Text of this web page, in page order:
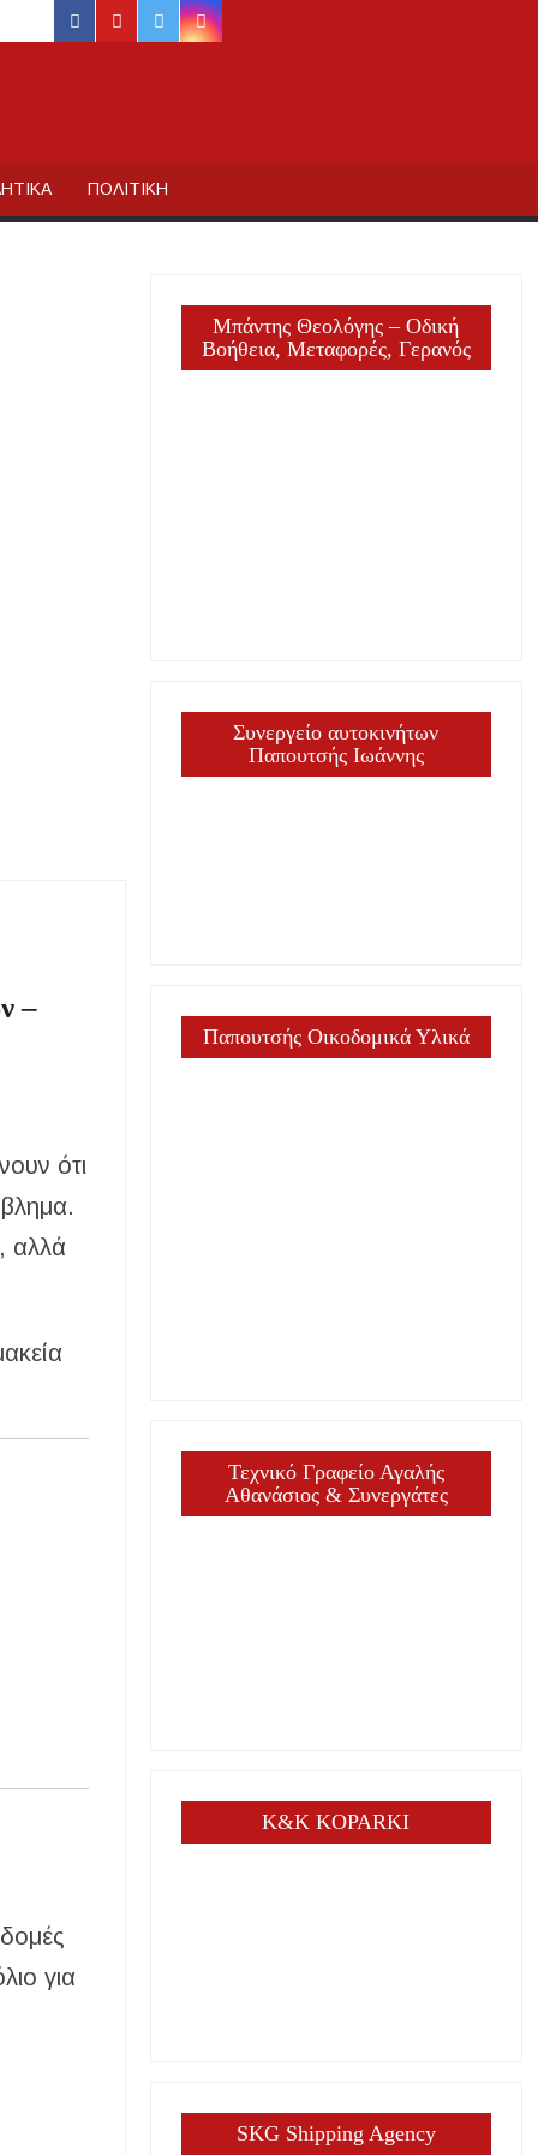
facebook
youtubetwitterinstagram
ΠΟΛΙΤΙΚΗ
–
ότι
αλλά
για
Μπάντης Θεολόγης – Οδική
Βοήθεια, Μεταφορές, Γερανός
Συνεργείο αυτοκινήτων
Παπουτσής Ιωάννης
Παπουτσής Οικοδομικά Υλικά
Τεχνικό Γραφείο Αγαλής
Αθανάσιος & Συνεργάτες
K&K KOPARKI
SKG Shipping Agency